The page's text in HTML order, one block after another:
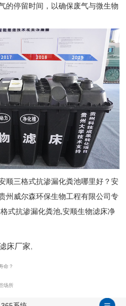
的停留时间，以确保废气与微生物
顺三格式抗渗漏化粪池哪里好？安
州威尔森环保生物工程有限公司专
式抗渗漏化粪池,安顺生物滤床净
床厂家,
命？
场所